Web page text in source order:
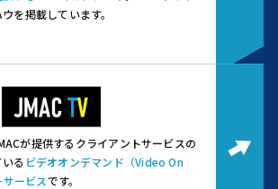
を掲載しています。
が提供するクライアントサービスの
る ビデオオンデマンド（Video On
ービスです。